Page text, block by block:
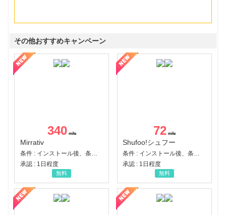
その他おすすめキャンペーン
340
Mirrativ
条件 : インストール後、条件達成
承認 : 1日程度
無料
72
Shufoo!シュフー
条件 : インストール後、条件達成
承認 : 1日程度
無料